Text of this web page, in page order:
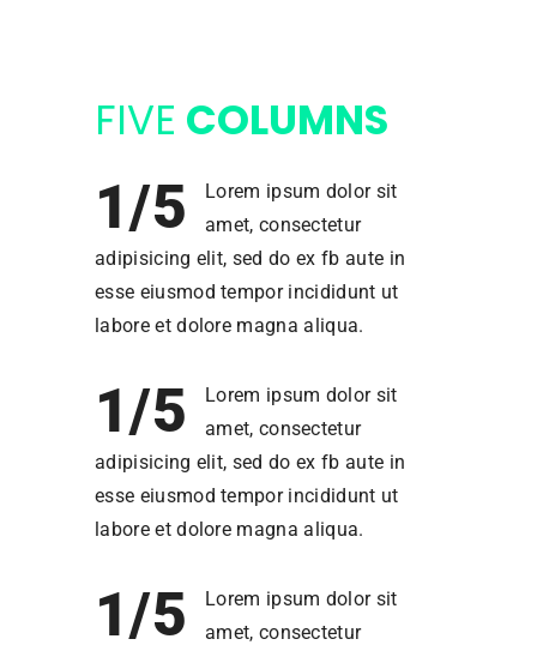
FIVE COLUMNS
1/5
Lorem ipsum dolor sit
amet, consectetur
adipisicing elit, sed do ex fb aute in
esse eiusmod tempor incididunt ut
labore et dolore magna aliqua.
1/5
Lorem ipsum dolor sit
amet, consectetur
adipisicing elit, sed do ex fb aute in
esse eiusmod tempor incididunt ut
labore et dolore magna aliqua.
1/5
Lorem ipsum dolor sit
amet, consectetur